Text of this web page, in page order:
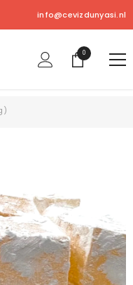
info@cevizdunyasi.nl
00
ürün